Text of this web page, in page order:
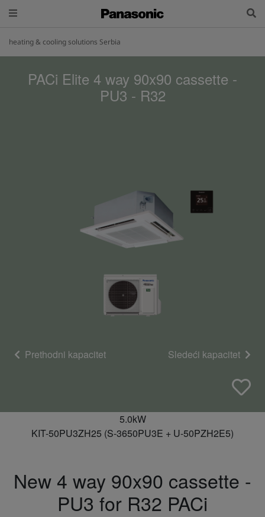
heating & cooling solutions Serbia
PACi Elite 4 way 90x90 cassette -
PU3 - R32
Prethodni kapacitet Sledeći kapacitet
5.0kW
KIT-50PU3ZH25 (S-3650PU3E + U-50PZH2E5)
New 4 way 90x90 cassette -
PU3 for R32 PACi